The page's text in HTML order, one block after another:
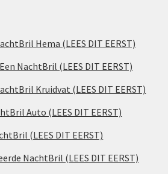
Hema (LEES DIT EERST)
NachtBril (LEES DIT EERST)
Kruidvat (LEES DIT EERST)
Auto (LEES DIT EERST)
(LEES DIT EERST)
NachtBril (LEES DIT EERST)